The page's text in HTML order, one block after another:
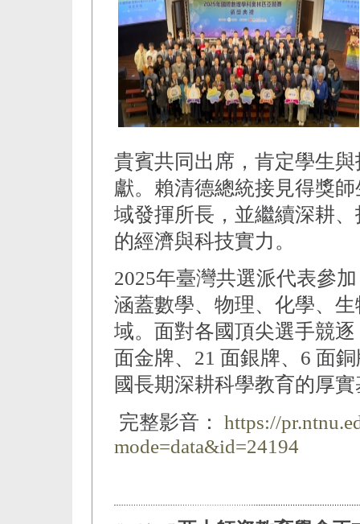
貴賓共同出席，肯定學生
獻。賴清德總統接見得獎
域發揮所長，並繼續深耕
的經濟與科技實力。
2025年臺灣共選派代表參
涵蓋數學、物理、化學、
域。面對各國頂尖選手競
面金牌、21 面銀牌、6 面
國長期深耕科學教育的厚
完整影音：
https://
mode=data&id=24194